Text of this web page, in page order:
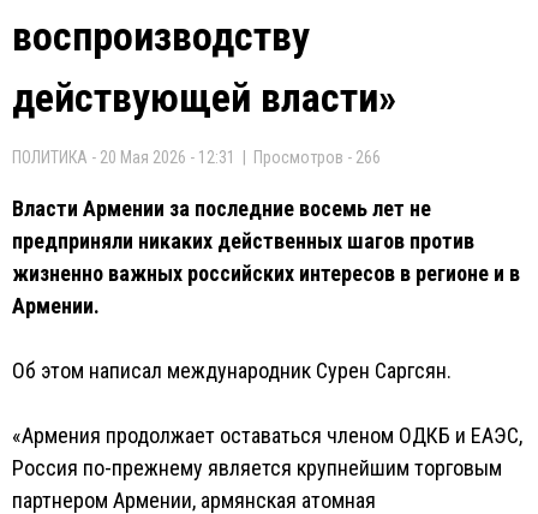
воспроизводству
действующей власти»
ПОЛИТИКА - 20 Мая 2026 - 12:31 | Просмотров - 266
Власти Армении за последние восемь лет не
предприняли никаких действенных шагов против
жизненно важных российских интересов в регионе и в
Армении.
Об этом написал международник Сурен Саргсян.
«Армения продолжает оставаться членом ОДКБ и ЕАЭС,
Россия по-прежнему является крупнейшим торговым
партнером Армении, армянская атомная